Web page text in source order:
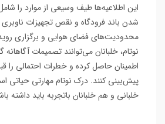
این اطلاعیه‌ها طیف وسیعی از موارد را
شدن باند فرودگاه و نقص تجهیزات ناوبری
محدودیت‌های فضای هوایی و برگزاری
نوتام‌، خلبانان می‌توانند تصمیمات آگاهانه
اطمینان حاصل کرده و خطرات احتمالی را
پیش‌بینی کنند. درک نوتام‌ مهارتی حیاتی
خلبانی و هم خلبانان باتجربه باید داشته